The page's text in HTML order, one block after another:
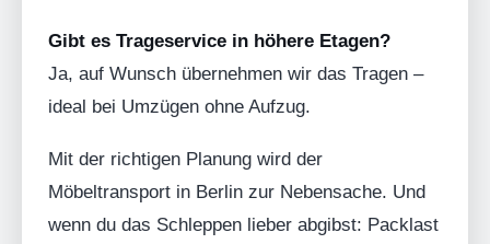
Gibt es Trageservice in höhere Etagen?
Ja, auf Wunsch übernehmen wir das Tragen –
ideal bei Umzügen ohne Aufzug.
Mit der richtigen Planung wird der
Möbeltransport in Berlin zur Nebensache. Und
wenn du das Schleppen lieber abgibst: Packlast